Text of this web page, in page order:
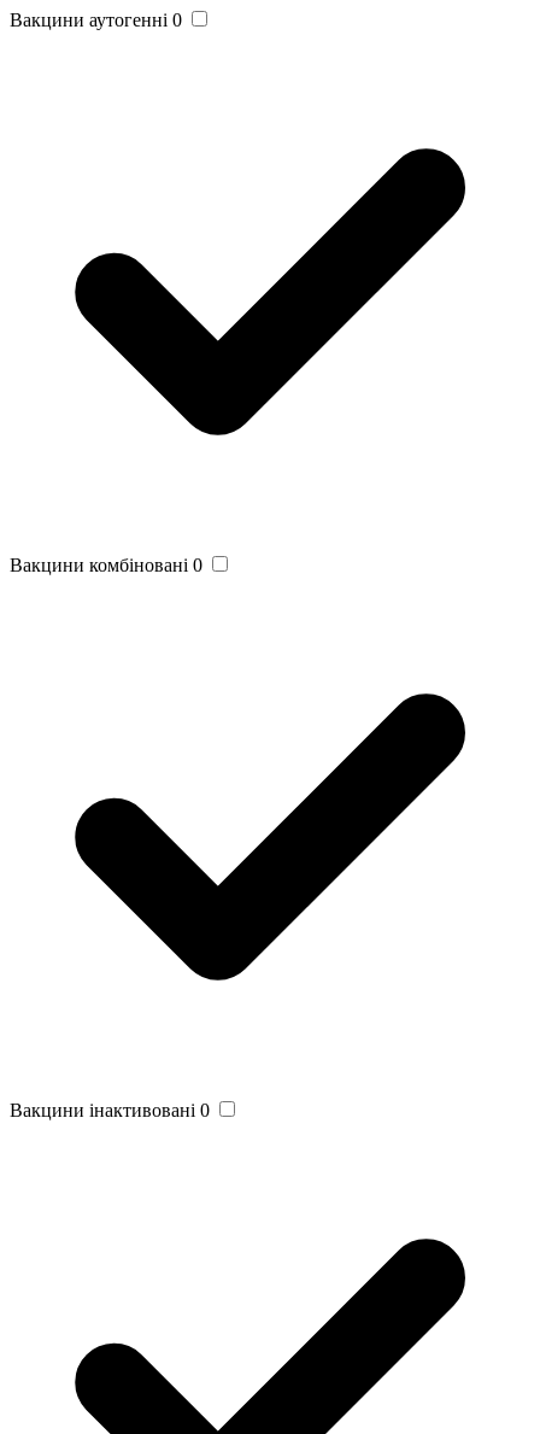
Вакцини аутогенні 0
Вакцини комбіновані 0
Вакцини інактивовані 0